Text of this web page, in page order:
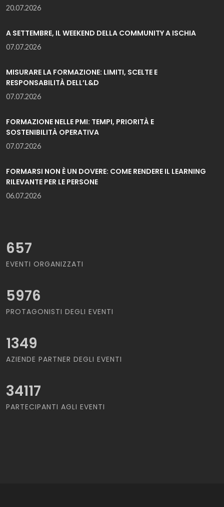
20.07.2026
A SETTEMBRE, IL WEEKEND DELLA COMMUNITY A ISCHIA
07.07.2026
MISURARE LA FORMAZIONE: LIMITI, SCELTE E
RESPONSABILITÀ DELL’L&D
07.07.2026
FORMAZIONE NELLE PMI: TEMPI, PRIORITÀ E
SOSTENIBILITÀ OPERATIVA
07.07.2026
FORMARSI NON È UN DOVERE: COME RENDERE IL LEARNING
RILEVANTE PER LE PERSONE
06.07.2026
657
EVENTI ORGANIZZATI
5976
PROTAGONISTI DEGLI EVENTI
1349
AZIENDE PARTNER DEGLI EVENTI
34117
PARTECIPANTI AGLI EVENTI